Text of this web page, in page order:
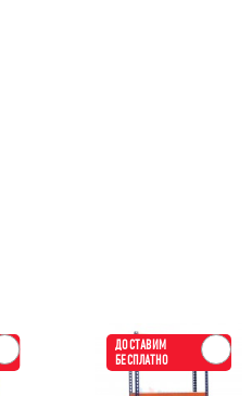
ДОСТАВИМ
БЕСПЛАТНО